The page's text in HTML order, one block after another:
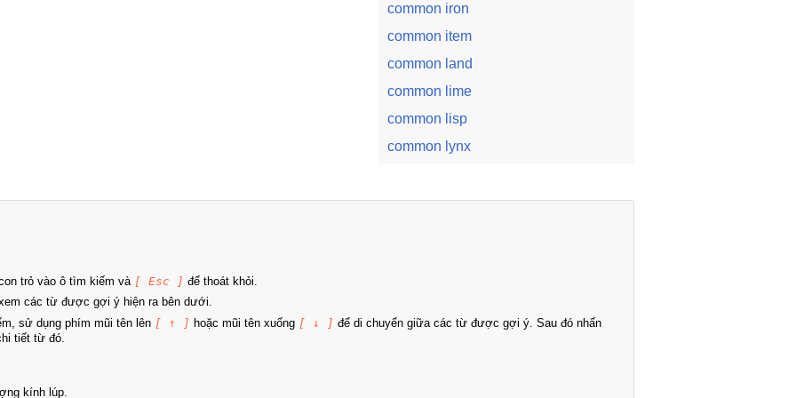
common iron
common item
common land
common lime
common lisp
common lynx
trỏ vào ô tìm kiếm và [ Esc ] để thoát khỏi.
các từ được gợi ý hiện ra bên dưới.
sử dụng phím mũi tên lên [ ↑ ] hoặc mũi tên xuống [ ↓ ] để di chuyển giữa các từ được gợi ý. Sau đó nhấn
tiết từ đó.
kính lúp.